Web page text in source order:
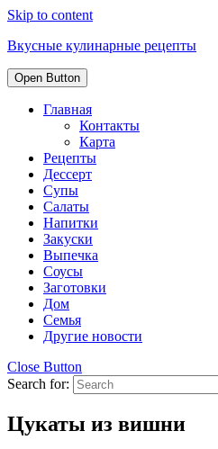
Skip to content
Вкусные кулинарные рецепты
Open Button
Главная
Контакты
Карта
Рецепты
Дессерт
Супы
Салаты
Напитки
Закуски
Выпечка
Соусы
Заготовки
Дом
Семья
Другие новости
Close Button
Search for:
Цукаты из вишни